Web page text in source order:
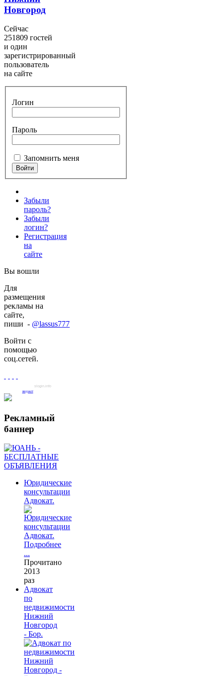
Новгород
Сейчас
251809 гостей
и один
зарегистрированный
пользователь
на сайте
Логин
Пароль
Запомнить меня
Забыли
пароль?
Забыли
логин?
Регистрация
на
сайте
Вы вошли
Для
размещения
рекламы на
сайте,
пиши - @lassus777
Войти с
помощью
соц.сетей.
slogin.info
виджет
Рекламный
баннер
Юридические
консультации
Адвокат.
Подробнее
...
Прочитано
2013
раз
Адвокат
по
недвижимости
Нижний
Новгород
- Бор.